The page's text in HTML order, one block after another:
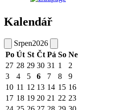
Kalendář
Srpen2026
Po Út St Čt Pá So Ne
27 28 29 30 31 1
2
3
4 5 6 7 8
9
10 11 12 13 14 15 16
17 18 19 20 21 22 23